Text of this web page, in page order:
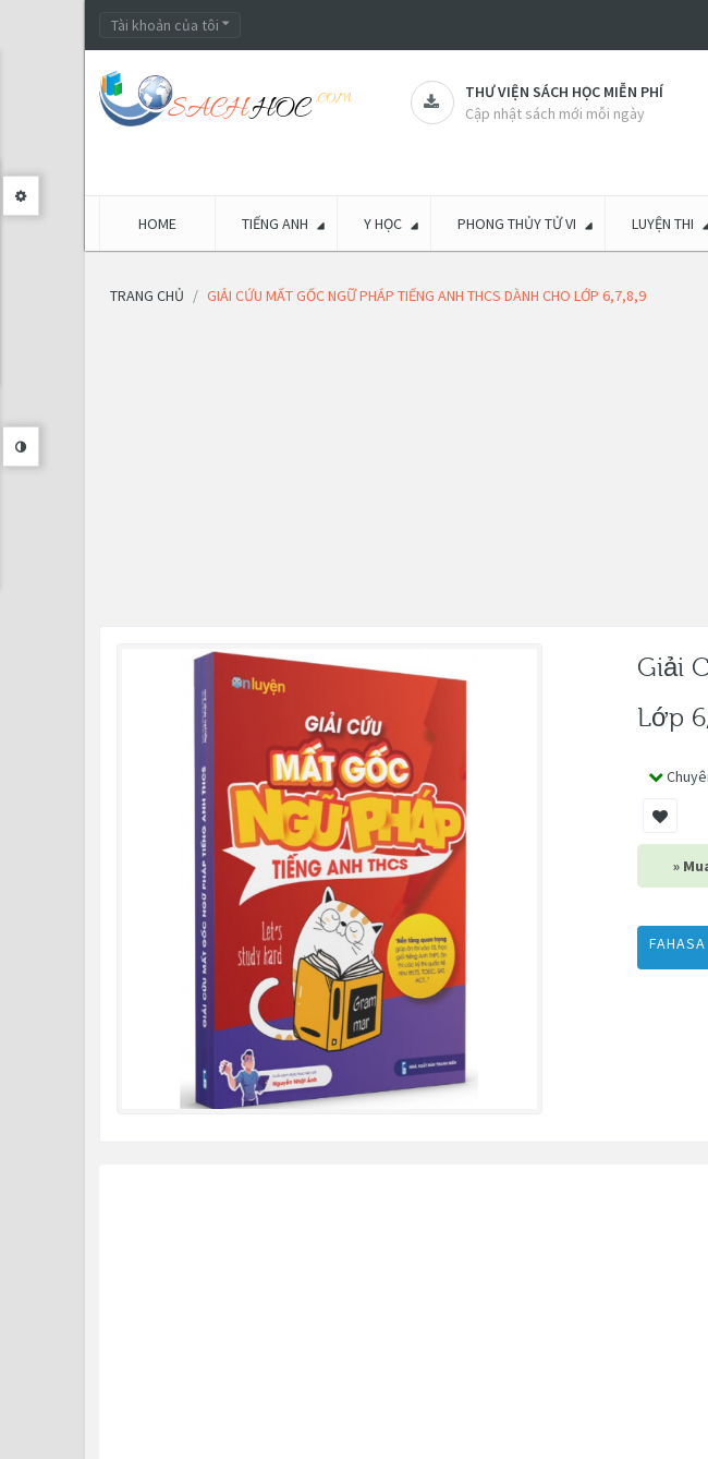
Tài khoản của tôi
THƯ VIỆN SÁCH HỌC MIỄN PHÍ
Cập nhật sách mới mỗi ngày
HOME TIẾNG ANH Y HỌC PHONG THỦY TỬ VI LUYỆN THI
TRANG CHỦ GIẢI CỨU MẤT GỐC NGỮ PHÁP TIẾNG ANH THCS DÀNH CHO LỚP 6,7,8,9
Giải
Lớp
»
FAHASA